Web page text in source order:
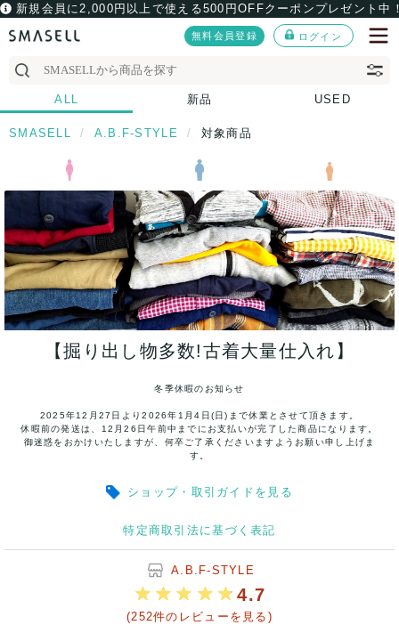
新規会員に2,000円以上で使える500円OFFクーポンプレゼント中
無料会員登録 ログイン
ALL 新品 USED
SMASELL A.B.F-STYLE 対象商品
【掘り出し物多数!古着大量仕入れ】
冬季休暇のお知らせ
2025年12月27日より2026年1月4日(日)まで休業とさせて頂きます。
休暇前の発送は、12月26日午前中までにお支払いが完了した商品になります。
御迷惑をおかけいたしますが、何卒ご了承くださいますようお願い申し上げま
す。
ショップ・取引ガイドを見る
特定商取引法に基づく表記
A.B.F-STYLE
4.7
(252件のレビューを見る)